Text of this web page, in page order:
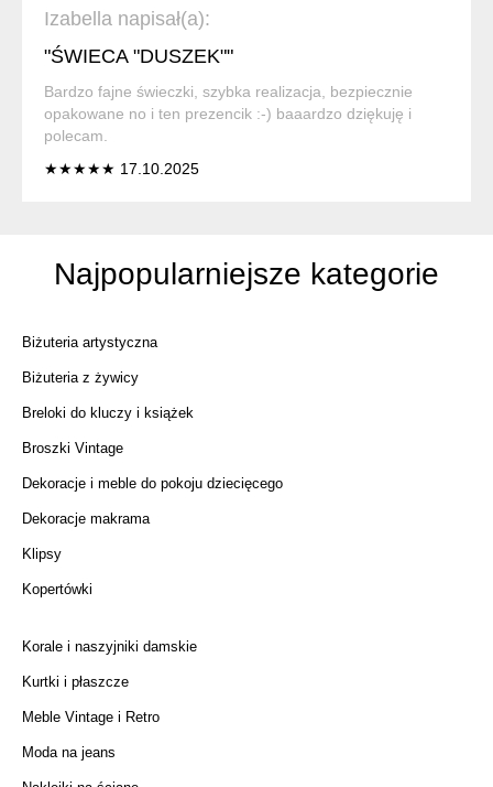
Izabella napisał(a):
"ŚWIECA "DUSZEK""
Bardzo fajne świeczki, szybka realizacja, bezpiecznie
opakowane no i ten prezencik :-) baaardzo dziękuję i
polecam.
★★★★★ 17.10.2025
Najpopularniejsze kategorie
Biżuteria artystyczna
Biżuteria z żywicy
Breloki do kluczy i książek
Broszki Vintage
Dekoracje i meble do pokoju dziecięcego
Dekoracje makrama
Klipsy
Kopertówki
Korale i naszyjniki damskie
Kurtki i płaszcze
Meble Vintage i Retro
Moda na jeans